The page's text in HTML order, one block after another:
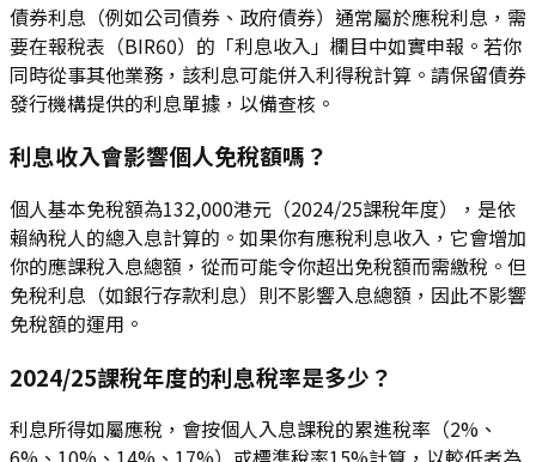
債券利息（例如公司債券、政府債券）通常屬於應稅利息，需
要在報稅表（BIR60）的「利息收入」欄目中如實申報。若你
同時從事其他業務，該利息可能併入利得稅計算。請保留債券
發行機構提供的利息單據，以備查核。
利息收入會影響個人免稅額嗎？
個人基本免稅額為132,000港元（2024/25課稅年度），是依
賴納稅人的總入息計算的。如果你有應稅利息收入，它會增加
你的應課稅入息總額，從而可能令你超出免稅額而需繳稅。但
免稅利息（如銀行存款利息）則不影響入息總額，因此不影響
免稅額的運用。
2024/25課稅年度的利息稅率是多少？
利息所得如屬應稅，會按個人入息課稅的累進稅率（2%、